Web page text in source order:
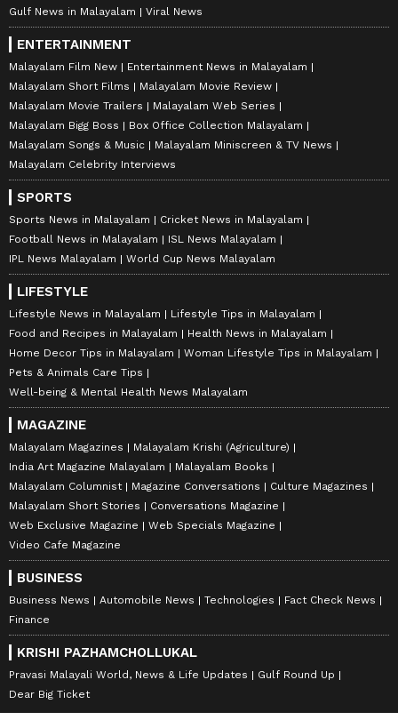
Gulf News in Malayalam
Viral News
ENTERTAINMENT
Malayalam Film New
Entertainment News in Malayalam
Malayalam Short Films
Malayalam Movie Review
Malayalam Movie Trailers
Malayalam Web Series
Malayalam Bigg Boss
Box Office Collection Malayalam
Malayalam Songs & Music
Malayalam Miniscreen & TV News
Malayalam Celebrity Interviews
SPORTS
Sports News in Malayalam
Cricket News in Malayalam
Football News in Malayalam
ISL News Malayalam
IPL News Malayalam
World Cup News Malayalam
LIFESTYLE
Lifestyle News in Malayalam
Lifestyle Tips in Malayalam
Food and Recipes in Malayalam
Health News in Malayalam
Home Decor Tips in Malayalam
Woman Lifestyle Tips in Malayalam
Pets & Animals Care Tips
Well-being & Mental Health News Malayalam
MAGAZINE
Malayalam Magazines
Malayalam Krishi (Agriculture)
India Art Magazine Malayalam
Malayalam Books
Malayalam Columnist
Magazine Conversations
Culture Magazines
Malayalam Short Stories
Conversations Magazine
Web Exclusive Magazine
Web Specials Magazine
Video Cafe Magazine
BUSINESS
Business News Automobile News Technologies
Fact Check News
Finance
KRISHI PAZHAMCHOLLUKAL
Pravasi Malayali World, News & Life Updates
Gulf Round Up
Dear Big Ticket